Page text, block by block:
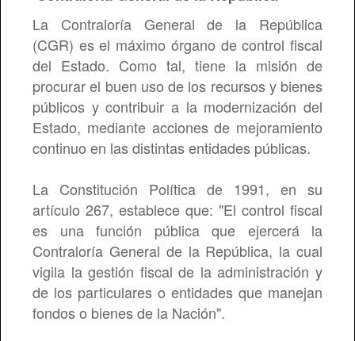
Jurisdicción
NUESTRO DIRECTOR
Plan anticorrupción
Planes de TIC
Mapa de procesos
Procedimientos
Indicadores SIG
Informe de satisfacción
Plan de Acción
Plan de Mejoramiento
Informes y auditorías CGR
Audiencias Públicas
Reportes de Control Interno
PROCESOS JUDICIALES
Informes de Empalme
Plan Anual de Inversiones
Presupuesto aprobado
Histórico de presupuestos
Estados financieros
Pacto por la Transparencia
Manual de Contratación
Informe de archivo
Talento humano
Manual de funciones
Rediseño Organizacional
Escala de viaticos
Evaluación de desempeño
Oferta de Empleo
Oferta de encargo
Codigo De Integridad
Directorio
Directivos y Funcionarios
Entidades Relacionadas
Agremiaciones
Atención al Ciudadano
Protocolo de Atención al Ciudadano
Notificaciones Judiciales
Politica de Atención al Ciudadano
Informes
Resoluciones Internas
Mapa de Riesgos
PQRD
PQRS Anónimas
Calendario de Eventos
Preguntas y respuestas frecuentes
Mapa del sitio
Citas Sendicam
Registro de Publicaciones
La Contraloría General de la República
(CGR) es el máximo órgano de control fiscal
del Estado. Como tal, tiene la misión de
procurar el buen uso de los recursos y bienes
públicos y contribuir a la modernización del
Estado, mediante acciones de mejoramiento
continuo en las distintas entidades públicas.
La Constitución Política de 1991, en su
artículo 267, establece que: "El control fiscal
es una función pública que ejercerá la
Contraloría General de la República, la cual
vigila la gestión fiscal de la administración y
de los particulares o entidades que manejan
fondos o bienes de la Nación".